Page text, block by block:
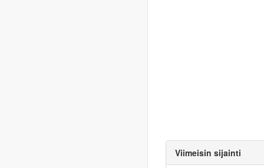
Viimeisin sijainti